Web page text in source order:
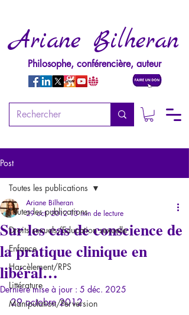
Ariane Bilheran
Philosophe, conférencière, auteur
Post
Toutes les publications
Droits sexuels/Education sexuelle
Enfance
Harcèlement/RPS
Littérature
Manipulation/Perversion
Toutes les publications
Sur les cas de conscience de
la pratique clinique en
libéral…
Ariane Bilheran
29 oct. 2012 13 min de lecture
Dernière mise à jour : 5 déc. 2025
29 octobre 2012